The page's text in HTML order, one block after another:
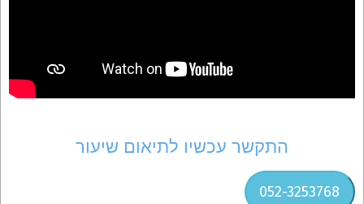
התקשר עכשיו לתיאום שיעור
052-3253768